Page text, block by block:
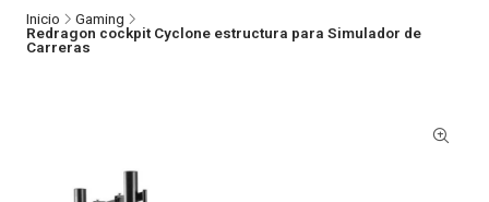
Inicio
Gaming
Redragon cockpit Cyclone estructura para Simulador de
Carreras